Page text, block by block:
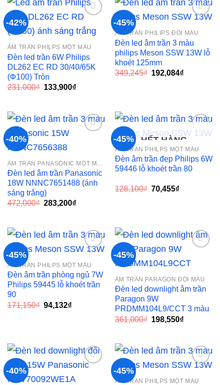
-42%
wishlist
ÂM TRẦN PHILPS MỘT MÀU
Đèn led trần 6W Philips
DL262 EC RD 30/40/65K
(Φ100) Tròn
231,000₫ Giá
133,900₫Giá
133,900₫.
-45%
Add to
wishlist
ÂM TRẦN PHILIPS ĐỔI MÀU
Đèn led âm trần 3 màu
philips Meson SSW 13W lỗ
khoét 125mm
349,245₫ Giá
192,084₫Giá
-40%
wishlist
Đèn led âm trần Panasonic
18W NNNC7651488 (ánh
sáng trắng)
472,000₫ Giá
283,200₫Giá
283,200₫.
-45%
Add to
wishlist
HẾT HÀNG
ÂM TRẦN PHILPS MỘT MÀU
Đèn âm trần đẹp Philips 6W
59446 lỗ khoét trần 80
128,100₫ Giá
70,455₫Giá
-45%
Add to
wishlist
ÂM TRẦN PHILPS MỘT MÀU
Đèn âm trần phòng ngủ 7W
Philips 59445 lỗ khoét trần
90
171,150₫ Giá
94,132₫Giá
-45%
wishlist
ÂM TRẦN PARAGON ĐỔI MÀU
Đèn led downlight âm trần
Paragon 9W
PRDMM104L9/CCT 3 màu
361,000₫ Giá
198,550₫Giá
198,550₫.
-40% -45%
ÂM TRẦN PHILPS MỘT MÀU